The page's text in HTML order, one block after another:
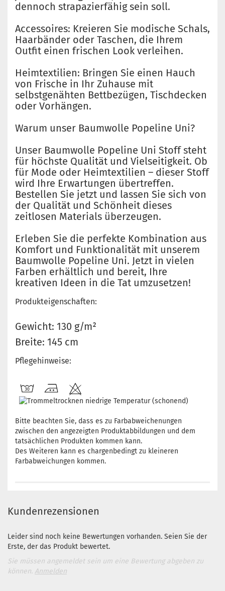
dennoch strapazierfähig sein soll.
Accessoires: Kreieren Sie modische Schals,
Haarbänder oder Taschen, die Ihrem
Outfit einen frischen Look verleihen.
Heimtextilien: Bringen Sie einen Hauch
von Frische in Ihr Zuhause mit
selbstgenähten Bettbezügen, Tischdecken
oder Vorhängen.
Warum unser Baumwolle Popeline Uni?
Unser Baumwolle Popeline Uni Stoff steht
für höchste Qualität und Vielseitigkeit. Ob
für Mode oder Heimtextilien – dieser Stoff
wird Ihre Erwartungen übertreffen.
Bestellen Sie jetzt und lassen Sie sich von
der Qualität und Schönheit dieses
zeitlosen Materials überzeugen.
Erleben Sie die perfekte Kombination aus
Komfort und Funktionalität mit unserem
Baumwolle Popeline Uni. Jetzt in vielen
Farben erhältlich und bereit, Ihre
kreativen Ideen in die Tat umzusetzen!
Produkteigenschaften:
Gewicht: 130 g/m²
Breite: 145 cm
Pflegehinweise:
Bitte beachten Sie, dass es zu Farbabweichenungen
zwischen den angezeigten Produktabbildungen und dem
tatsächlichen Produkten kommen kann.
Des Weiteren kann es chargenbedingt zu kleineren
Farbabweichungen kommen.
Kundenrezensionen
Leider sind noch keine Bewertungen vorhanden. Seien Sie der
Erste, der das Produkt bewertet.
Sie müssen angemeldet sein um eine Bewertung abgeben zu
können. Anmelden